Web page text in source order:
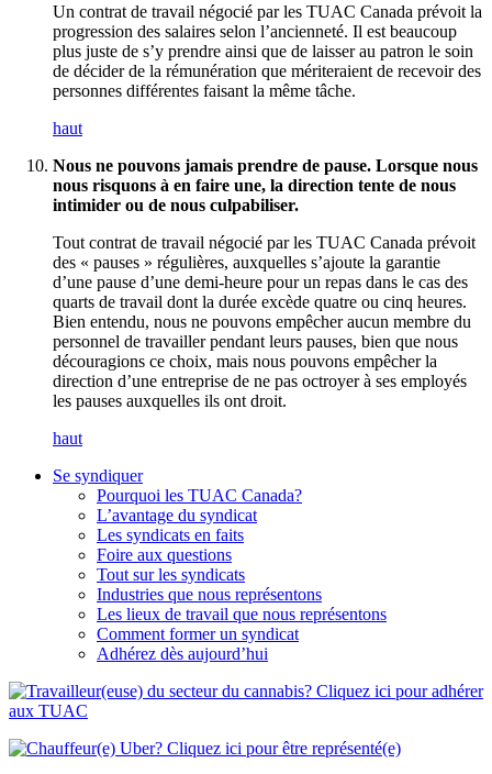
Un contrat de travail négocié par les TUAC Canada prévoit la
progression des salaires selon l’ancienneté. Il est beaucoup
plus juste de s’y prendre ainsi que de laisser au patron le soin
de décider de la rémunération que mériteraient de recevoir des
personnes différentes faisant la même tâche.
haut
Nous ne pouvons jamais prendre de pause. Lorsque nous
nous risquons à en faire une, la direction tente de nous
intimider ou de nous culpabiliser.
Tout contrat de travail négocié par les TUAC Canada prévoit
des « pauses » régulières, auxquelles s’ajoute la garantie
d’une pause d’une demi-heure pour un repas dans le cas des
quarts de travail dont la durée excède quatre ou cinq heures.
Bien entendu, nous ne pouvons empêcher aucun membre du
personnel de travailler pendant leurs pauses, bien que nous
découragions ce choix, mais nous pouvons empêcher la
direction d’une entreprise de ne pas octroyer à ses employés
les pauses auxquelles ils ont droit.
haut
Se syndiquer
Pourquoi les TUAC Canada?
L’avantage du syndicat
Les syndicats en faits
Foire aux questions
Tout sur les syndicats
Industries que nous représentons
Les lieux de travail que nous représentons
Comment former un syndicat
Adhérez dès aujourd’hui